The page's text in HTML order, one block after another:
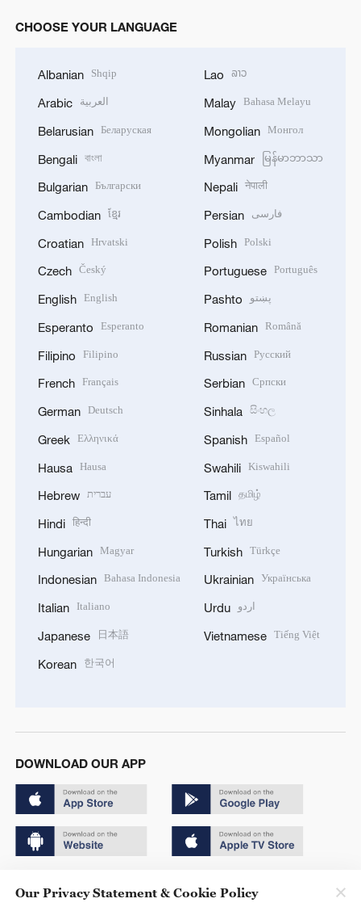
CHOOSE YOUR LANGUAGE
Albanian Shqip
Arabic العربية
Belarusian Беларуская
Bengali বাংলা
Bulgarian Български
Cambodian ខ្មែរ
Croatian Hrvatski
Czech Český
English English
Esperanto Esperanto
Filipino Filipino
French Français
German Deutsch
Greek Ελληνικά
Hausa Hausa
Hebrew עברית
Hindi हिन्दी
Hungarian Magyar
Indonesian Bahasa Indonesia
Italian Italiano
Japanese 日本語
Korean 한국어
Lao ລາວ
Malay Bahasa Melayu
Mongolian Монгол
Myanmar မြန်မာဘာသာ
Nepali नेपाली
Persian فارسی
Polish Polski
Portuguese Português
Pashto پښتو
Romanian Română
Russian Русский
Serbian Српски
Sinhala සිංහල
Spanish Español
Swahili Kiswahili
Tamil தமிழ்
Thai ไทย
Turkish Türkçe
Ukrainian Українська
Urdu اردو
Vietnamese Tiếng Việt
DOWNLOAD OUR APP
Our Privacy Statement & Cookie Policy